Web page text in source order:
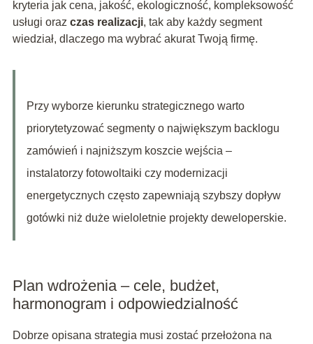
kryteria jak cena, jakość, ekologiczność, kompleksowość
usługi oraz czas realizacji, tak aby każdy segment
wiedział, dlaczego ma wybrać akurat Twoją firmę.
Przy wyborze kierunku strategicznego warto
priorytetyzować segmenty o największym backlogu
zamówień i najniższym koszcie wejścia –
instalatorzy fotowoltaiki czy modernizacji
energetycznych często zapewniają szybszy dopływ
gotówki niż duże wieloletnie projekty deweloperskie.
Plan wdrożenia – cele, budżet,
harmonogram i odpowiedzialność
Dobrze opisana strategia musi zostać przełożona na